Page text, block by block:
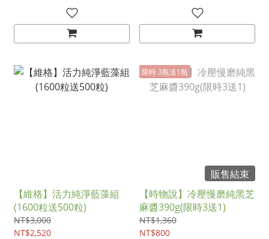
【維格】活力純淨藍藻組
(1600粒送500粒)
NT$3,000
NT$2,520
限時 3瓶送1瓶
販售結束
【時物說】冷壓慢磨純黑芝
麻醬390g(限時3送1)
NT$1,360
NT$800